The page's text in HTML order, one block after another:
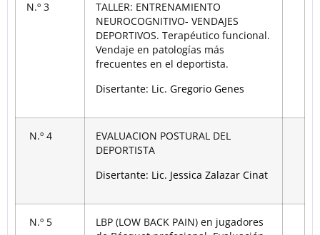
N.º 3
TALLER: ENTRENAMIENTO
NEUROCOGNITIVO- VENDAJES
DEPORTIVOS. Terapéutico funcional.
Vendaje en patologías más
frecuentes en el deportista.
Disertante: Lic. Gregorio Genes
N.º 4
EVALUACION POSTURAL DEL
DEPORTISTA
Disertante: Lic. Jessica Zalazar Cinat
N.º 5
LBP (LOW BACK PAIN) en jugadores